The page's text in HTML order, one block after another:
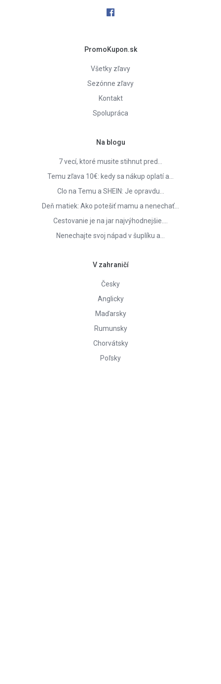
PromoKupon.sk
Všetky zľavy
Sezónne zľavy
Kontakt
Spolupráca
Na blogu
7 vecí, ktoré musite stihnut pred…
Temu zľava 10€: kedy sa nákup oplatí a…
Clo na Temu a SHEIN: Je opravdu…
Deň matiek: Ako potešiť mamu a nenechať…
Cestovanie je na jar najvýhodnejšie.…
Nenechajte svoj nápad v šuplíku a…
V zahraničí
Česky
Anglicky
Maďarsky
Rumunsky
Chorvátsky
Poľsky